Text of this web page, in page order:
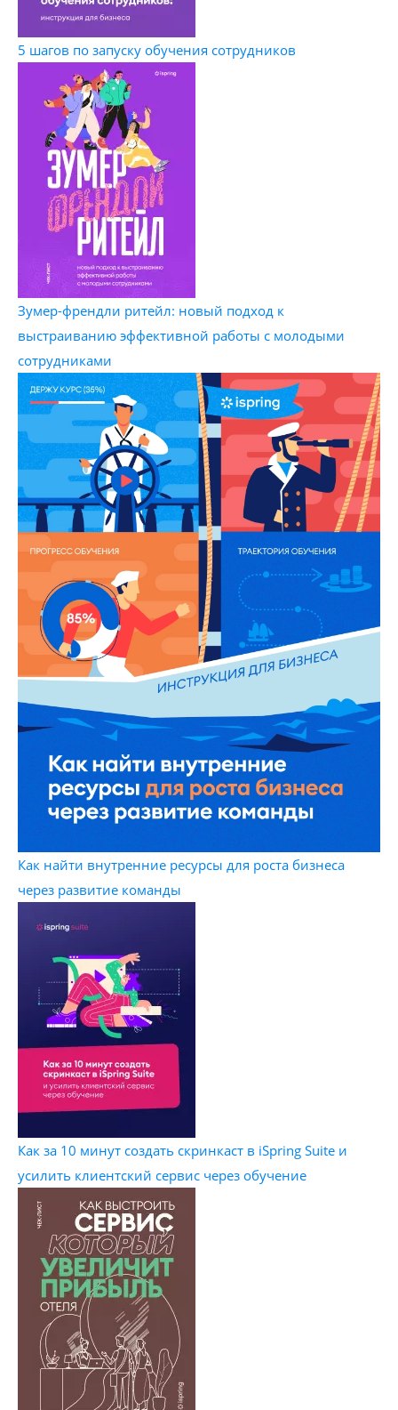
5 шагов по запуску обучения сотрудников
Зумер-френдли ритейл: новый подход к
выстраиванию эффективной работы с молодыми
сотрудниками
Как найти внутренние ресурсы для роста бизнеса
через развитие команды
Как за 10 минут создать скринкаст в iSpring Suite и
усилить клиентский сервис через обучение